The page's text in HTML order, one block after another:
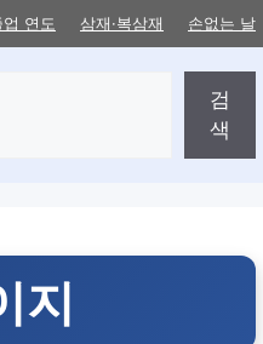
업 연도 삼재·복삼재 손없는 날
검
색
지